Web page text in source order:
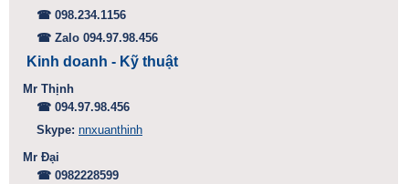
☎ 098.234.1156
☎ Zalo 094.97.98.456
Kinh doanh - Kỹ thuật
Mr Thịnh
☎ 094.97.98.456
Skype: nnxuanthinh
Mr Đại
☎ 0982228599